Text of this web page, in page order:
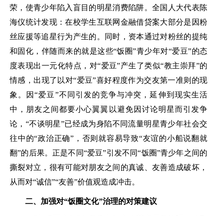
荣，使青少年陷入盲目的明星消费陷阱。全国人大代表陈
海仪统计发现：在校学生互联网金融借贷案大部分是因粉
丝应援等追星行为产生的。同时，资本通过对粉丝的提纯
和固化，伴随而来的就是这些“饭圈”青少年对“爱豆”的态
度表现出一元化特点，对“爱豆”产生了类似“教主崇拜”的
情感，出现了以对“爱豆”喜好程度作为交友第一准则的现
象。因“爱豆”不同引发的竞争与冲突，延伸到现实生活
中，朋友之间都要小心翼翼以避免因讨论明星而引发争
论，“不谈明星”已经成为身陷不同流量明星青少年社会交
往中的“政治正确”，否则就容易导致“友谊的小船说翻就
翻”的后果。正是不同“爱豆”引发不同“饭圈”青少年之间的
撕裂对立，很有可能对朋友之间的真诚、友善造成破坏，
从而对“诚信”“友善”价值观造成冲击。
二、加强对“饭圈文化”治理的对策建议